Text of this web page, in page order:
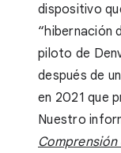
dispositivo
“hibernación
piloto de
después de
en 2021 que
Nuestro